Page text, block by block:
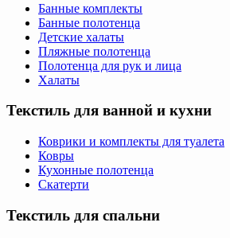
Банные комплекты
Банные полотенца
Детские халаты
Пляжные полотенца
Полотенца для рук и лица
Халаты
Текстиль для ванной и кухни
Коврики и комплекты для туалета
Ковры
Кухонные полотенца
Скатерти
Текстиль для спальни